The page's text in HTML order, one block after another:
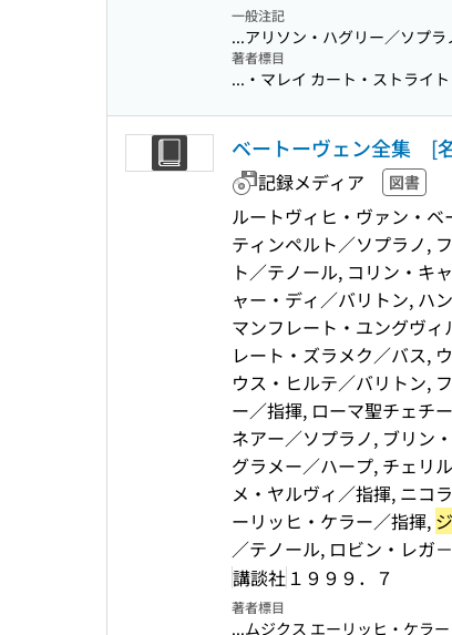
一般注記
...アリソン・ハグリー／ソプラ
著者標目
...・マレイ カート・ストライト
ベートーヴェン全集 [
記録メディア 図書
ルートヴィヒ・ヴァン・
ティンペルト／ソプラノ,
ト／テノール, コリン・キ
ャー・ディ／バリトン, ハ
マンフレート・ユングヴ
レート・ズラメク／バス,
ウス・ヒルテ／バリトン,
ー／指揮, ローマ聖チェチ
ネアー／ソプラノ, ブリン
グラメー／ハープ, チェリ
メ・ヤルヴィ／指揮, ニコ
ーリッヒ・ケラー／指揮,
／テノール, ロビン・レガ
講談社 １９９９．７
著者標目
...ムジクス エーリッヒ・ケラー